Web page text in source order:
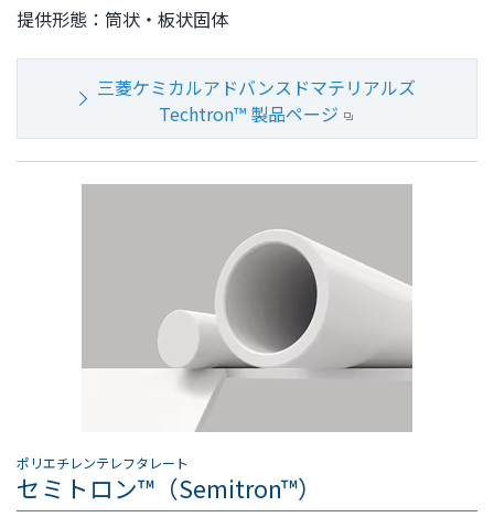
提供形態： 筒状・板状固体
三菱ケミカルアドバンスドマテリアルズ
Techtron™ 製品ページ
ポリエチレンテレフタレート
セミトロン™（Semitron™）